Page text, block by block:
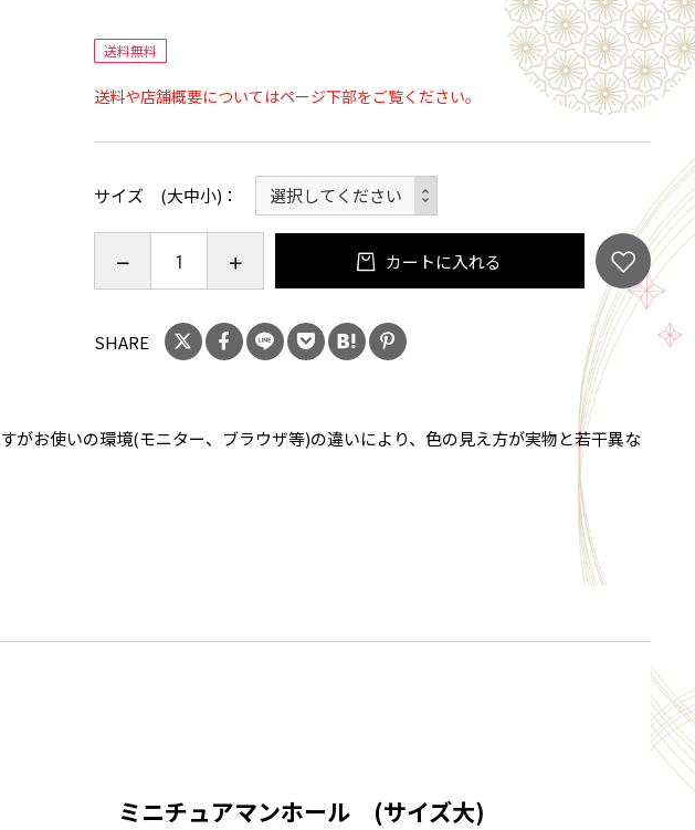
送料無料
送料や店舗概要についてはページ下部をご覧ください。
サイズ (大中小)
カートに入れる
SHARE
お使いの環境(モニター、ブラウザ等)の違いにより、色の見え方が実物と若干異な
ミニチュアマンホール (サイズ大)